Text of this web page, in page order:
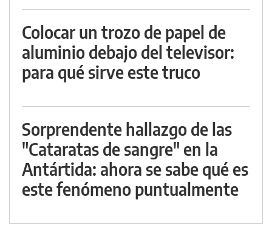
Colocar un trozo de papel de
aluminio debajo del televisor:
para qué sirve este truco
Sorprendente hallazgo de las
"Cataratas de sangre" en la
Antártida: ahora se sabe qué es
este fenómeno puntualmente